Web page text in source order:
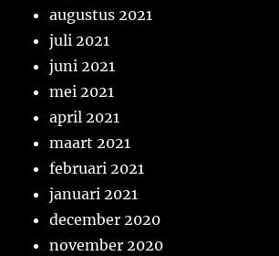
augustus 2021
juli 2021
juni 2021
mei 2021
april 2021
maart 2021
februari 2021
januari 2021
december 2020
november 2020